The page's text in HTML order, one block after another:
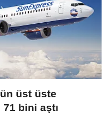
üst üste
bini aştı